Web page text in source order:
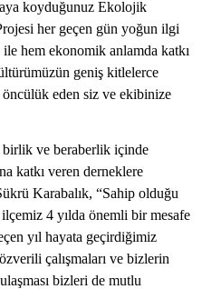
koyduğunuz Ekolojik
her geçen gün yoğun ilgi
hem ekonomik anlamda katkı
geniş kitlelerce
eden siz ve ekibinize
ve beraberlik içinde
katkı veren derneklere
Karabalık, “Sahip olduğu
4 yılda önemli bir mesafe
yıl hayata geçirdiğimiz
çalışmaları ve bizlerin
bizleri de mutlu